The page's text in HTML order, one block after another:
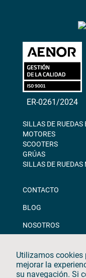
Utilizamos cookies
mejorar la
su navegación. Si
ER-0261/2024
SILLAS DE RUEDAS
MOTORES
SCOOTERS
GRÚAS
SILLAS DE RUEDAS
CONTACTO
BLOG
NOSOTROS
CANAL ÉTICO